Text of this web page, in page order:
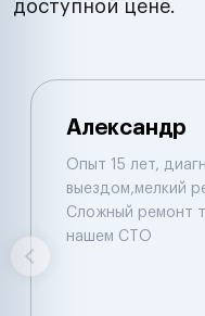
доступной цене.
Александр
Опыт 15 лет,
выездом,мелкий
Сложный ремонт
нашем СТО